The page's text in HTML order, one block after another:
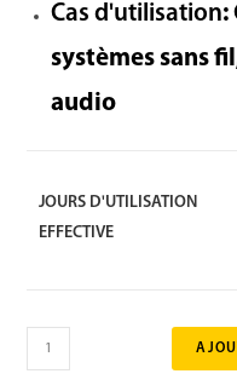
Cas d'utilisation:
systèmes sans
audio
JOURS D'UTILISATION
EFFECTIVE